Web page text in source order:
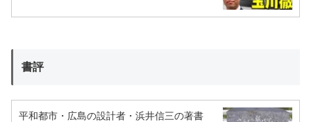
書評
平和都市・広島の設計者・浜井信三の著書